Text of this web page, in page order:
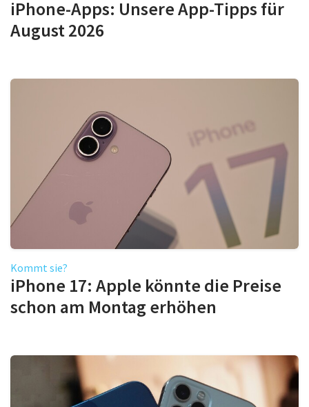
iPhone-Apps: Unsere App-Tipps für
August 2026
Kommt sie?
iPhone 17: Apple könnte die Preise
schon am Montag erhöhen